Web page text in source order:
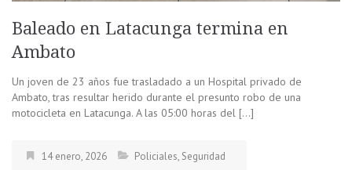
Baleado en Latacunga termina en
Ambato
Un joven de 23 años fue trasladado a un Hospital privado de
Ambato, tras resultar herido durante el presunto robo de una
motocicleta en Latacunga. A las 05:00 horas del […]
14 enero, 2026 Policiales, Seguridad